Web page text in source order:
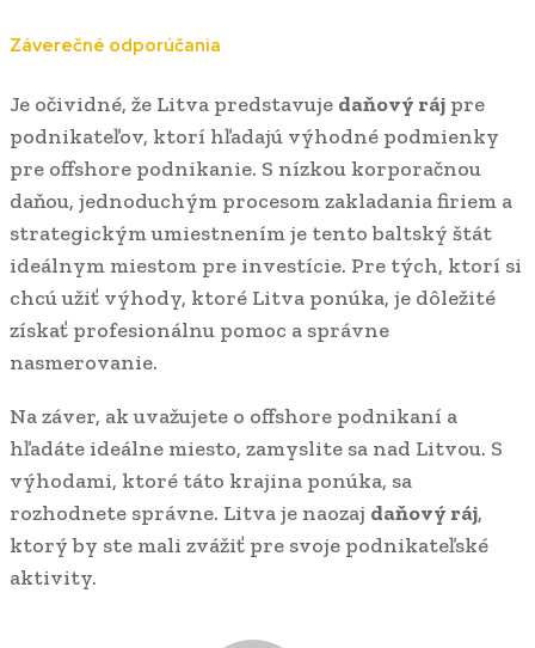
Záverečné odporúčania
Je očividné, že Litva predstavuje daňový ráj pre
podnikateľov, ktorí hľadajú výhodné podmienky
pre offshore podnikanie. S nízkou korporačnou
daňou, jednoduchým procesom zakladania firiem a
strategickým umiestnením je tento baltský štát
ideálnym miestom pre investície. Pre tých, ktorí si
chcú užiť výhody, ktoré Litva ponúka, je dôležité
získať profesionálnu pomoc a správne
nasmerovanie.
Na záver, ak uvažujete o offshore podnikaní a
hľadáte ideálne miesto, zamyslite sa nad Litvou. S
výhodami, ktoré táto krajina ponúka, sa
rozhodnete správne. Litva je naozaj daňový ráj,
ktorý by ste mali zvážiť pre svoje podnikateľské
aktivity.